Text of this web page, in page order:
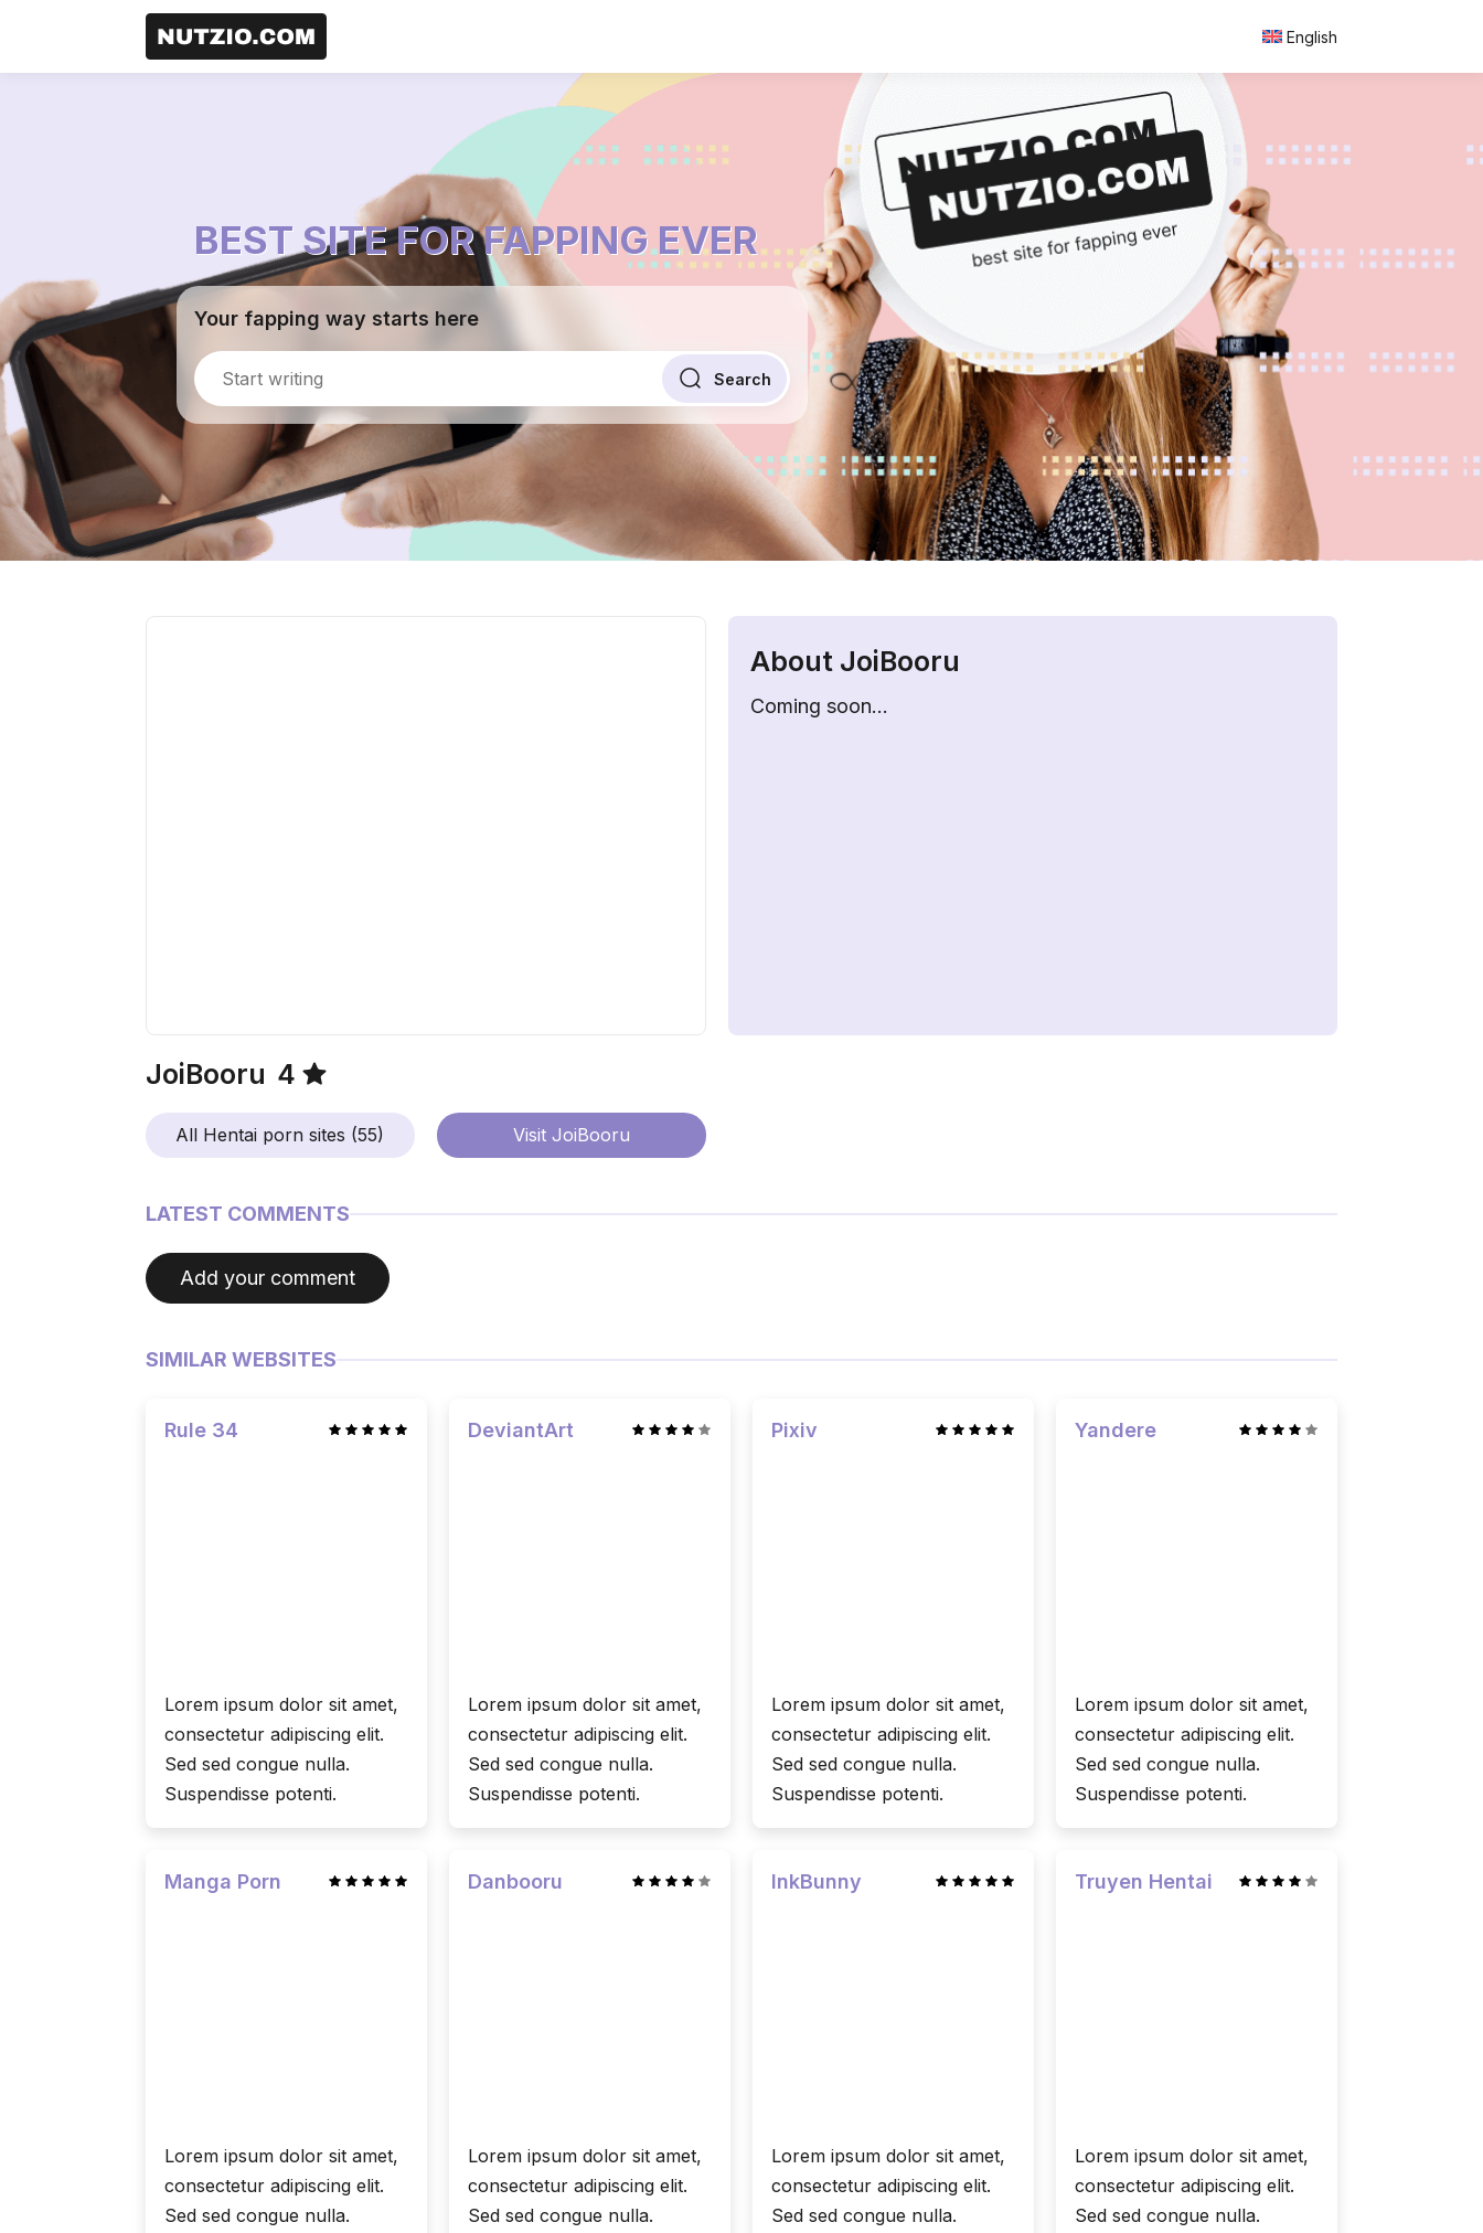
English
BEST SITE FOR FAPPING EVER
Your fapping way starts here
JoiBooru 4
All Hentai porn sites (55) Visit JoiBooru
About JoiBooru
Coming soon…
LATEST COMMENTS
Add your comment
SIMILAR WEBSITES
Rule 34
Lorem ipsum dolor sit amet,
consectetur adipiscing elit.
Sed sed congue nulla.
Suspendisse potenti.
DeviantArt
Lorem ipsum dolor sit amet,
consectetur adipiscing elit.
Sed sed congue nulla.
Suspendisse potenti.
Pixiv
Lorem ipsum dolor sit amet,
consectetur adipiscing elit.
Sed sed congue nulla.
Suspendisse potenti.
Yandere
Lorem ipsum dolor sit amet,
consectetur adipiscing elit.
Sed sed congue nulla.
Suspendisse potenti.
Manga Porn
Lorem ipsum dolor sit amet,
consectetur adipiscing elit.
Sed sed congue nulla.
Danbooru
Lorem ipsum dolor sit amet,
consectetur adipiscing elit.
Sed sed congue nulla.
InkBunny
Lorem ipsum dolor sit amet,
consectetur adipiscing elit.
Sed sed congue nulla.
Truyen Hentai
Lorem ipsum dolor sit amet,
consectetur adipiscing elit.
Sed sed congue nulla.